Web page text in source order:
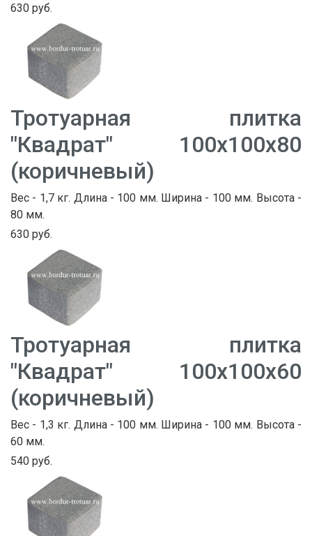
630 руб.
Тротуарная плитка
"Квадрат" 100х100х80
(коричневый)
Вес - 1,7 кг. Длина - 100 мм. Ширина - 100 мм. Высота -
80 мм.
630 руб.
Тротуарная плитка
"Квадрат" 100х100х60
(коричневый)
Вес - 1,3 кг. Длина - 100 мм. Ширина - 100 мм. Высота -
60 мм.
540 руб.